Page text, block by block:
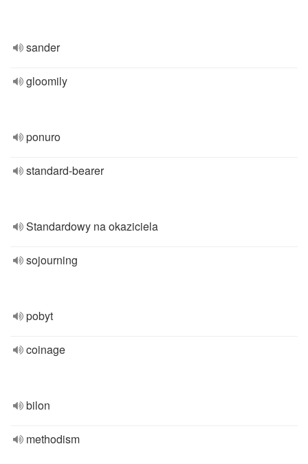
sander
gloomily
ponuro
standard-bearer
Standardowy na okaziciela
sojourning
pobyt
coinage
bilon
methodism